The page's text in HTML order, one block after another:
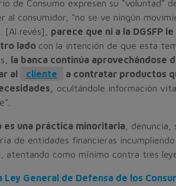
de Consumo expresen su “voluntad”
al consumidor, “no se ve ningún
[Al revés], parece que ni a la DGSFP
lado con la intención de que esta
la banca continúa aprovechándose
al
cliente
a contratar productos
ocultándole información
es una práctica minoritaria ,
de entidades financieras
atentando como mínimo contra tres
Ley General de Defensa de los